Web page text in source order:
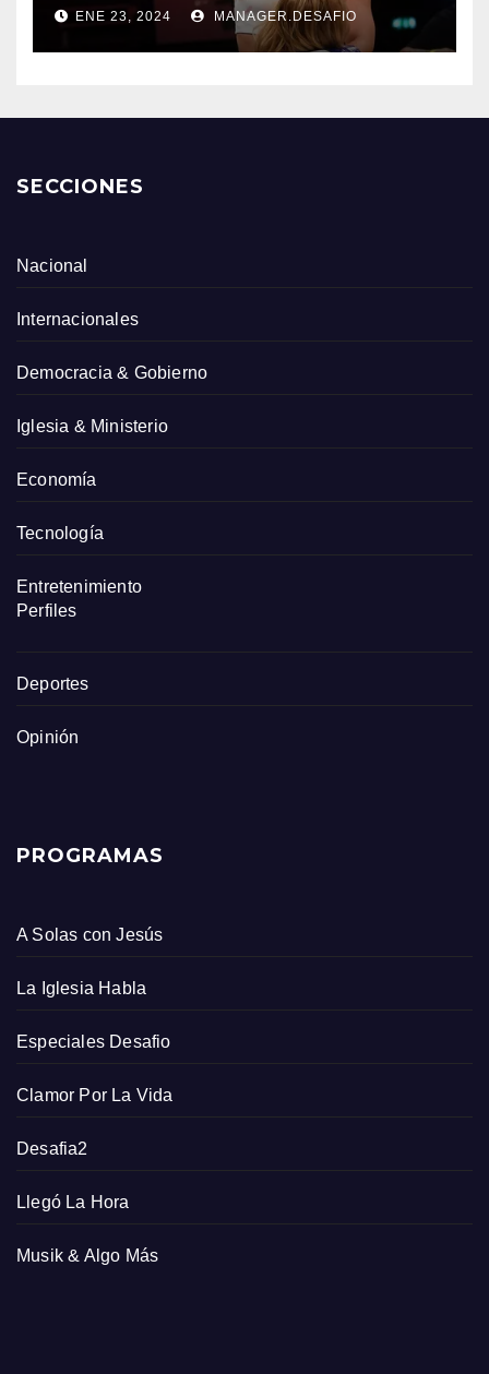
ENE 23, 2024 MANAGER.DESAFIO
SECCIONES
Nacional
Internacionales
Democracia & Gobierno
Iglesia & Ministerio
Economía
Tecnología
Entretenimiento
Perfiles
Deportes
Opinión
PROGRAMAS
A Solas con Jesús
La Iglesia Habla
Especiales Desafio
Clamor Por La Vida
Desafia2
Llegó La Hora
Musik & Algo Más